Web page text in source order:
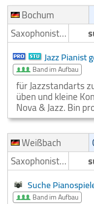
Bochum
Saxophonist/Saxophonspieler
Jazz Pianist
Band im Aufbau
für Jazzstandarts
üben und kleine
Nova & Jazz. Bin
Weißbach
Saxophonist/Saxophonspieler
Suche
Band im Aufbau